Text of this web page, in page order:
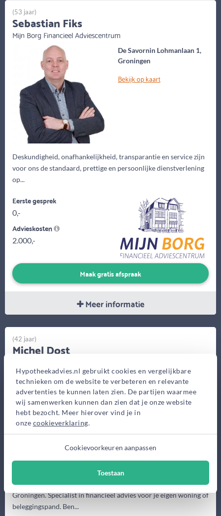
Hypotheekadvies.nl gebruikt cookies en vergelijkbare
technieken om de website te verbeteren en relevante
advertenties te kunnen laten zien. De partijen waarmee
wij samenwerken kunnen dan zien dat je onze website
hebt bezocht. Meer hierover vind je in
onze cookieverklaring.
Cookievoorkeuren aanpassen
Toestaan
De Savornin Lohmanlaan 1,
Groningen
Bekijk op kaart
Deskundigheid, onafhankelijkheid, transparantie en service zijn
voor ons de standaard, prettige en persoonlijke dienstverlening
op...
(53 jaar)
Sebastian Fiks
Mijn Borg Financieel Adviescentrum
Eerste gesprek
0,-
Advieskosten
2.000,-
Maak gratis afspraak
Meer informatie
Griffeweg 19, Groningen
Bekijk op kaart
Het Florijnhuys- Onafhankelijke hypotheekadviseur in
Groningen. Specialist in financieel advies voor je eigen woning of
beleggingspand. Ben...
(42 jaar)
Michel Dost